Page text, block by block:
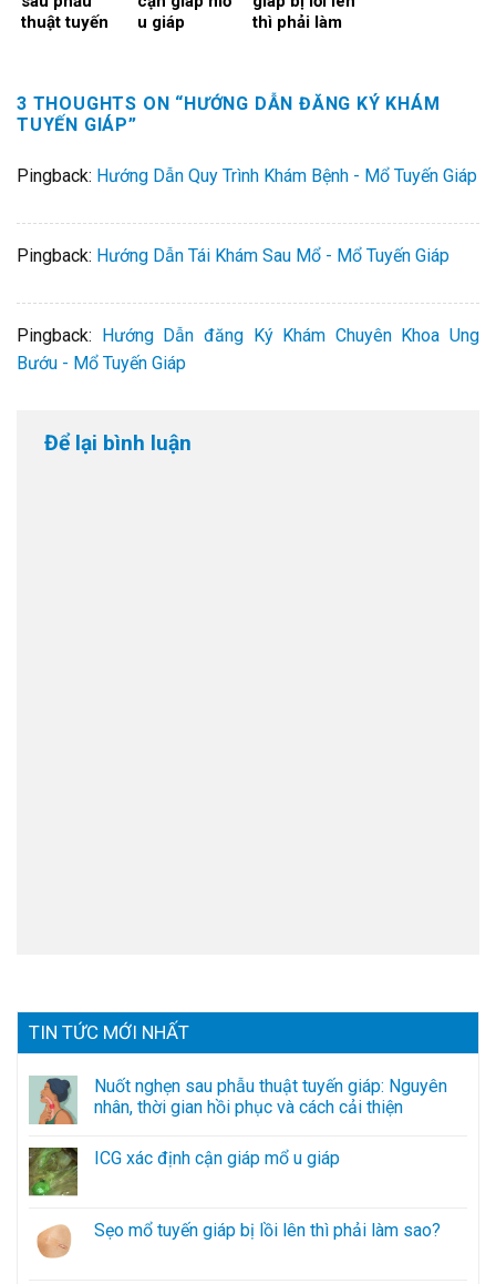
thuật tuyến
và cách cải
thiện
u giáp
thì phải làm
3 THOUGHTS ON “HƯỚNG DẪN ĐĂNG KÝ KHÁM
TUYẾN GIÁP”
Pingback: Hướng Dẫn Quy Trình Khám Bệnh - Mổ Tuyến Giáp
Pingback: Hướng Dẫn Tái Khám Sau Mổ - Mổ Tuyến Giáp
Pingback: Hướng Dẫn đăng Ký Khám Chuyên Khoa Ung
Bướu - Mổ Tuyến Giáp
Để lại bình luận
TIN TỨC MỚI NHẤT
Nuốt nghẹn sau phẫu thuật tuyến giáp: Nguyên
nhân, thời gian hồi phục và cách cải thiện
ICG xác định cận giáp mổ u giáp
Sẹo mổ tuyến giáp bị lồi lên thì phải làm sao?